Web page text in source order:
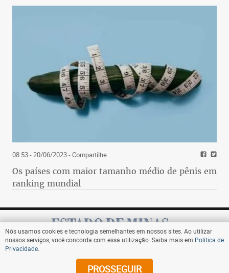
08:53 - 20/06/2023- Compartilhe
Os países com maior tamanho médio de pênis em
ranking mundial
Assine
Nós usamos cookies e tecnologia semelhantes em nossos sites. Ao utilizar
nossos serviços, você concorda com essa utilização. Saiba mais em Política de
Privacidade
PROSSEGUIR